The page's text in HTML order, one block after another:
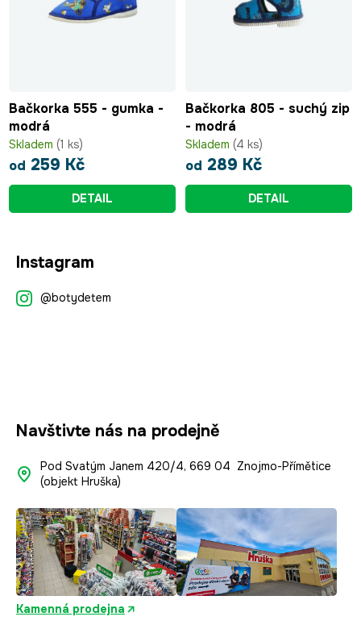
Bačkorka 555 - gumka -
modrá
Skladem (1 ks)
od 259 Kč
DETAIL
Bačkorka 805 - suchý zip
- modrá
Skladem (4 ks)
od 289 Kč
DETAIL
Instagram
@botydetem
Navštivte nás na prodejně
Pod Svatým Janem 420/4, 669 04 Znojmo-Přímětice
(objekt Hruška)
Kamenná prodejna